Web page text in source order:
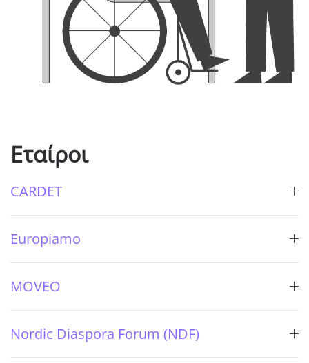
Εταίροι
CARDET
Europiamo
MOVEO
Nordic Diaspora Forum (NDF)